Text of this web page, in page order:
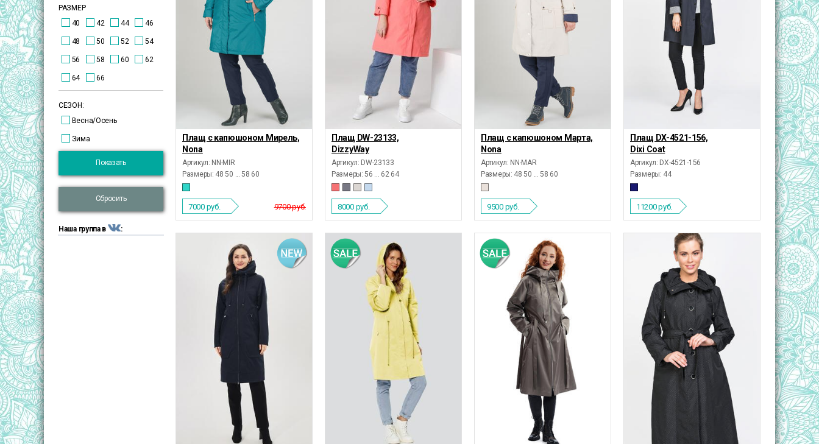
РАЗМЕР
40
42 44 46
48 50 52 54
56 58 60 62
64 66
СЕЗОН:
Весна/Осень
Зима
Показать
Сбросить
Наша группа в :
Плащ с капюшоном Мирель,
Nona
Артикул: NN-MIR
Размеры: 48 50 ... 58 60
9700 руб.
7000 руб.
Плащ DW-23133,
DizzyWay
Артикул: DW-23133
Размеры: 56 ... 62 64
8000 руб.
Плащ с капюшоном Марта,
Nona
Артикул: NN-MAR
Размеры: 48 50 ... 58 60
9500 руб.
Плащ DX-4521-156,
Dixi Coat
Артикул: DX-4521-156
Размеры: 44
11200руб.